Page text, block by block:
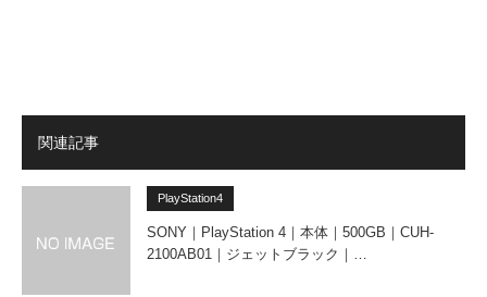
関連記事
PlayStation4
SONY｜PlayStation 4｜本体｜500GB｜CUH-
2100AB01｜ジェットブラック｜…